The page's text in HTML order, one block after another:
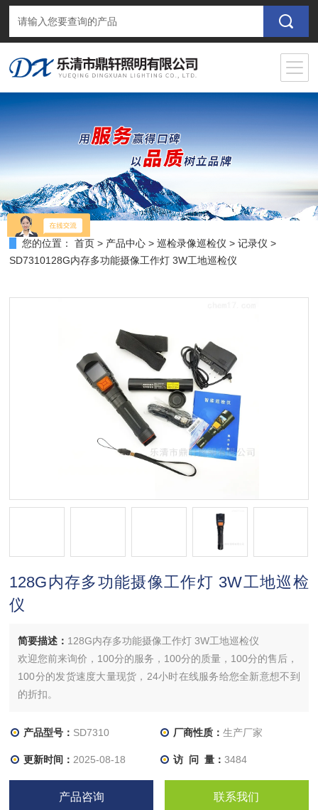
您的位置： 首页 > 产品中心 >巡检录像巡检仪 >记录仪 >
SD7310128G内存多功能摄像工作灯 3W工地巡检仪
128G内存多功能摄像工作灯 3W工地巡检
仪
简要描述： 128G内存多功能摄像工作灯 3W工地巡检仪
欢迎您前来询价，100分的服务，100分的质量，100分的售后，
100分的发货速度大量现货，24小时在线服务给您全新意想不到
的折扣。
产品型号： SD7310 厂商性质： 生产厂家
更新时间： 2025-08-18 访 问 量： 3484
产品咨询 联系我们